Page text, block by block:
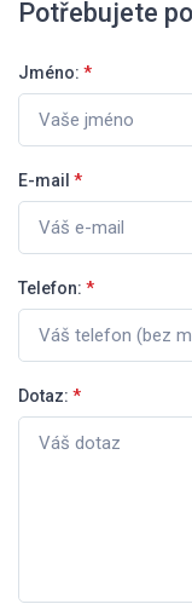
Potřebujete
Jméno: *
E-mail *
Telefon: *
Dotaz: *